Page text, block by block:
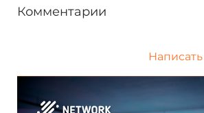
Комментарии
Написать